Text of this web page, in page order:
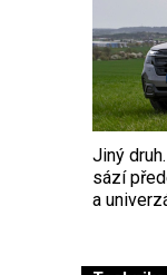
Jiný
sází
a